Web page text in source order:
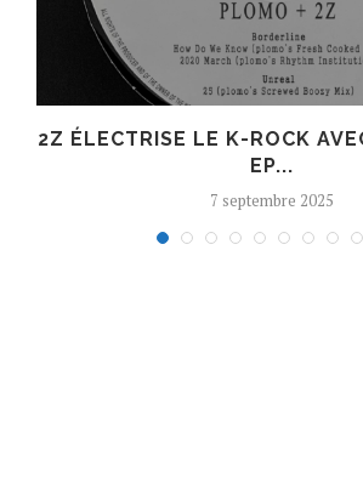
2Z ÉLECTRISE LE K-ROCK
EP...
7 septembre 2025